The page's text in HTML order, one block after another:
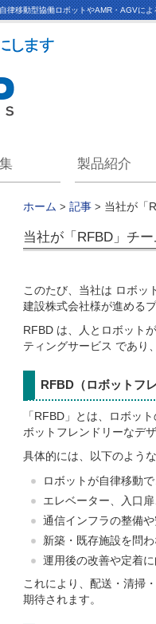
律移動型協働ロボットやAMR・AGVに
製品紹介
ホーム > 記事 > 当社が「
当社が「RFBD」チ
このたび、当社は ロボッ
建設株式会社様が進める
RFBD は、人とロボット
ティングサービス であり
RFBD（ロボットフ
「RFBD」とは、ロボッ
ボットフレンドリーなデ
具体的には、以下のよう
ロボットが自律移動
エレベーター、入口
通信インフラの整備
新築・既存施設を問
運用後の改善や定着
これにより、配送・清掃
期待されます。